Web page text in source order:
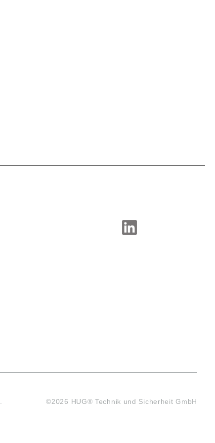
©2026 HUG® Technik und Sicherheit GmbH